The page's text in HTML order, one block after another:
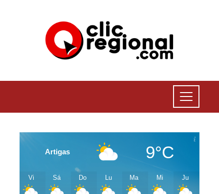
Artigas 9°C
Vi Sá Do Lu Ma Mi Ju